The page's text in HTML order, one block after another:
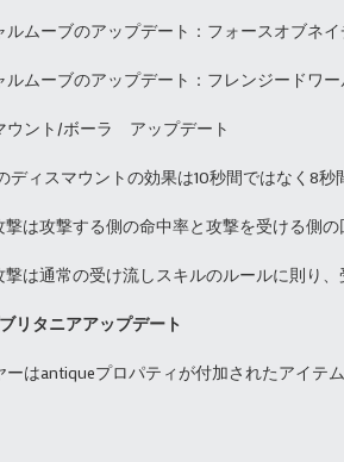
ルムーブのアップデート：フォースオブネ
ルムーブのアップデート：フレンジードワ
ウント/ボーラ アップデート
ディスマウントの効果は10秒間ではなく8
は攻撃する側の命中率と攻撃を受ける側
は通常の受け流しスキルのルールに則り
リタニアアップデート
ーはantiqueプロパティが付加されたアイテ